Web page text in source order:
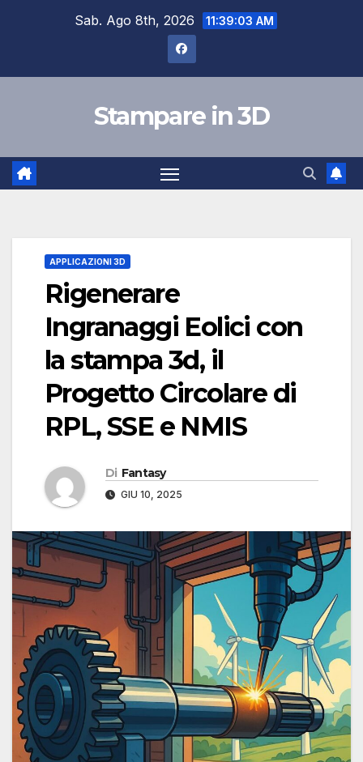
Sab. Ago 8th, 2026 11:39:04 AM
Stampare in 3D
APPLICAZIONI 3D
Rigenerare
Ingranaggi Eolici con
la stampa 3d, il
Progetto Circolare di
RPL, SSE e NMIS
Di Fantasy
GIU 10, 2025